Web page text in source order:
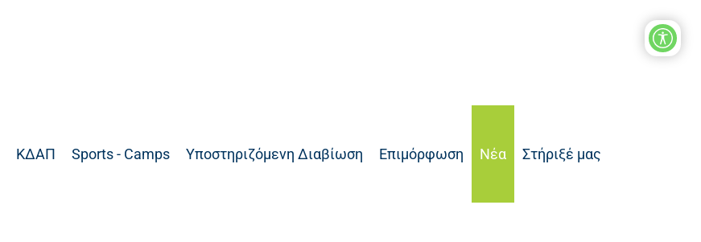
ΚΔΑΠ Sports - Camps Υποστηριζόμενη Διαβίωση Επιμόρφωση Νέα Στήριξέ μας